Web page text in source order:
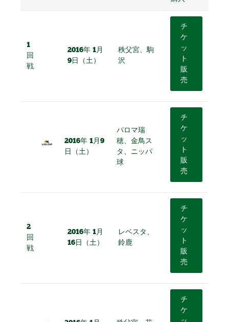
1
回
戦
2016年 1月
9日（土）
秩父宮、駒
沢
チ
ケ
ッ
ト
販
売
2016年 1月9
日（土）
パロマ瑞
穂、金鳥ス
タ、ニッパ
球
チ
ケ
ッ
ト
販
売
2
回
戦
2016年 1月
16日（土）
レベスタ、
鈴鹿
チ
ケ
ッ
ト
販
売
チ
ケ